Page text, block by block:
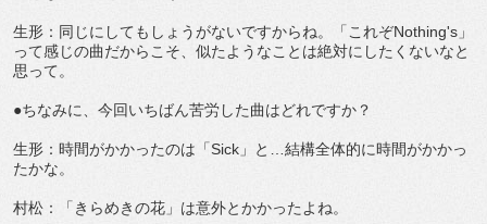
生形：同じにしてもしょうがないですからね。「これぞNothing's」
って感じの曲だからこそ、似たようなことは絶対にしたくないなと
思って。
●ちなみに、今回いちばん苦労した曲はどれですか？
生形：時間がかかったのは「Sick」と…結構全体的に時間がかかっ
たかな。
村松：「きらめきの花」は意外とかかったよね。